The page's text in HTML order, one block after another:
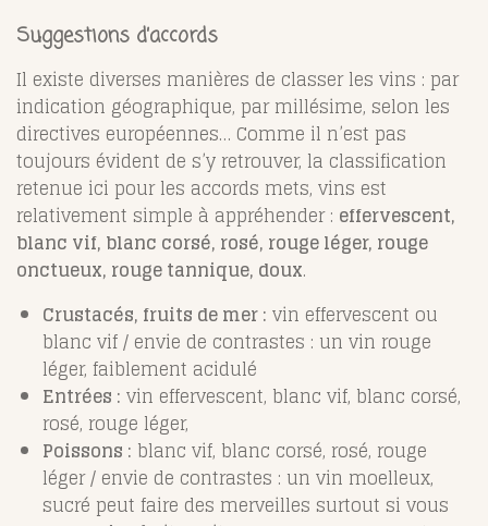
Suggestions d’accords
Il existe diverses manières de classer les vins : par
indication géographique, par millésime, selon les
directives européennes… Comme il n’est pas
toujours évident de s’y retrouver, la classification
retenue ici pour les accords mets, vins est
relativement simple à appréhender : effervescent,
blanc vif, blanc corsé, rosé, rouge léger, rouge
onctueux, rouge tannique, doux.
Crustacés, fruits de mer : vin effervescent ou
blanc vif / envie de contrastes : un vin rouge
léger, faiblement acidulé
Entrées : vin effervescent, blanc vif, blanc corsé,
rosé, rouge léger,
Poissons : blanc vif, blanc corsé, rosé, rouge
léger / envie de contrastes : un vin moelleux,
sucré peut faire des merveilles surtout si vous